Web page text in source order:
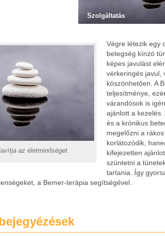
Szolgáltatás
az életminőséget
Végre létezik egy
betegség kínzó
képes javulást
vérkeringés javul,
köszönhetően. A
teljesítménye,
várandósok is
ajánlott a kezelés.
és a krónikus
megelőzni a
korlátozódik,
kifejezetten
szüntetni a
tartania. Így
a Bemer-terápia segítségével.